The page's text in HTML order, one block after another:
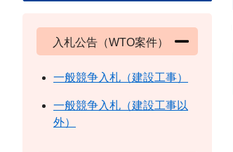
入札公告（WTO案件）
一般競争入札（建設工事）
一般競争入札（建設工事以
外）